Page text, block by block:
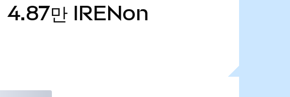
4.87만 IRENon